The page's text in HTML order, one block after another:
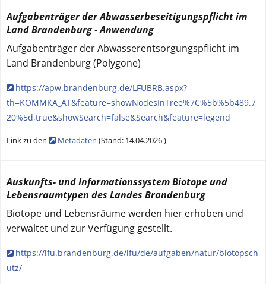
Aufgabenträger der Abwasserbeseitigungspflicht im
Land Brandenburg - Anwendung
Aufgabenträger der Abwasserentsorgungspflicht im
Land Brandenburg (Polygone)
https://apw.brandenburg.de/LFUBRB.aspx?
th=KOMMKA_AT&feature=showNodesInTree%7C%5b%5b489.7
20%5d,true&showSearch=false&Search&feature=legend
Link zu den Metadaten (Stand: 14.04.2026)
Auskunfts- und Informationssystem Biotope und
Lebensraumtypen des Landes Brandenburg
Biotope und Lebensräume werden hier erhoben und
verwaltet und zur Verfügung gestellt.
https://lfu.brandenburg.de/lfu/de/aufgaben/natur/biotopsch
utz/